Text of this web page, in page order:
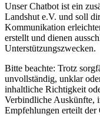
Unser Chatbot ist ein
Landshut e.V. und soll
Kommunikation
erstellt und dienen
Unterstützungszwecken.
Bitte beachte: Trotz
unvollständig, unklar
inhaltliche Richtigkeit
Verbindliche Auskünfte,
Empfehlungen erteilt der